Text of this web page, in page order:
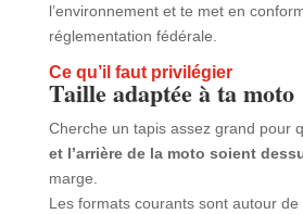
l’environnement et te met en
réglementation fédérale.
Ce qu’il faut privilégier
Taille adaptée à ta moto
Cherche un tapis assez grand pour
et l’arrière de la moto soient
marge.
Les formats courants sont autour de